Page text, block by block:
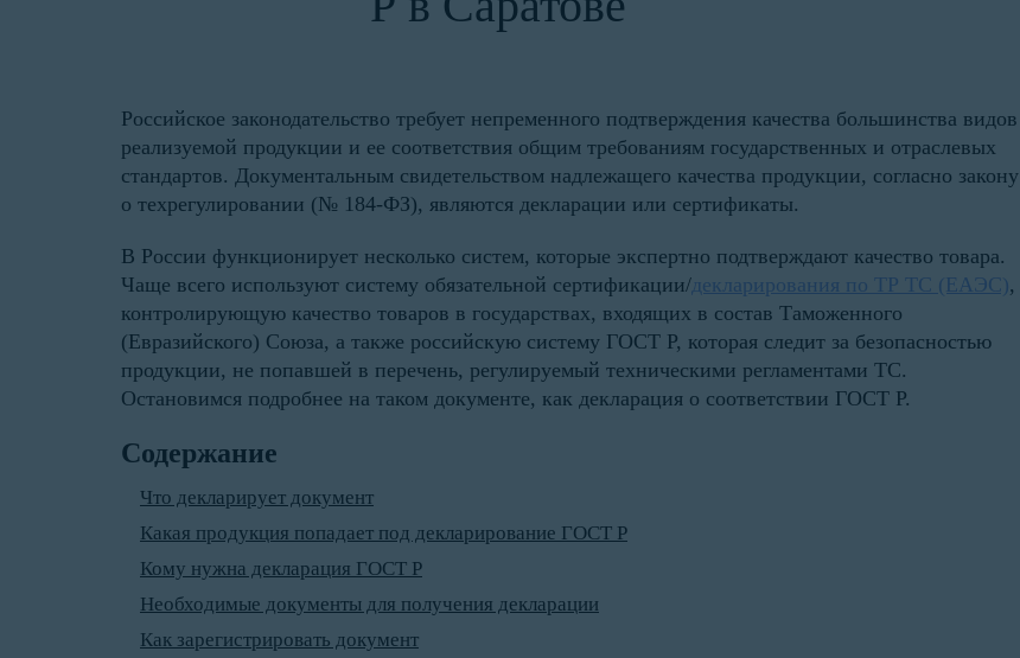
Российское законодательство требует непременного подтверждения качества большинства видов
реализуемой продукции и ее соответствия общим требованиям государственных и отраслевых
стандартов. Документальным свидетельством надлежащего качества продукции, согласно закону
о техрегулировании (№ 184-ФЗ), являются декларации или сертификаты.
В России функционирует несколько систем, которые экспертно подтверждают качество товара.
Чаще всего используют систему обязательной сертификации/декларирования по ТР ТС (ЕАЭС),
контролирующую качество товаров в государствах, входящих в состав Таможенного
(Евразийского) Союза, а также российскую систему ГОСТ Р, которая следит за безопасностью
продукции, не попавшей в перечень, регулируемый техническими регламентами ТС.
Остановимся подробнее на таком документе, как декларация о соответствии ГОСТ Р.
Содержание
Что декларирует документ
Какая продукция попадает под декларирование ГОСТ Р
Кому нужна декларация ГОСТ Р
Необходимые документы для получения декларации
Как зарегистрировать документ